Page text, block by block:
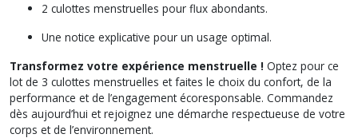
2 culottes menstruelles pour flux abondants.
Une notice explicative pour un usage optimal.
Transformez votre expérience menstruelle ! Optez pour ce
lot de 3 culottes menstruelles et faites le choix du confort, de la
performance et de l’engagement écoresponsable. Commandez
dès aujourd’hui et rejoignez une démarche respectueuse de votre
corps et de l’environnement.